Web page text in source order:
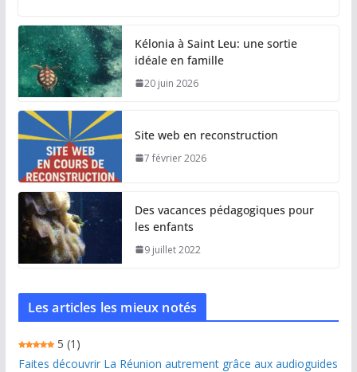
Kélonia à Saint Leu: une sortie
idéale en famille
20 juin 2026
Site web en reconstruction
7 février 2026
Des vacances pédagogiques pour
les enfants
9 juillet 2022
Les articles les mieux notés
5 (1)
Faites découvrir La Réunion autrement grâce aux audioguides